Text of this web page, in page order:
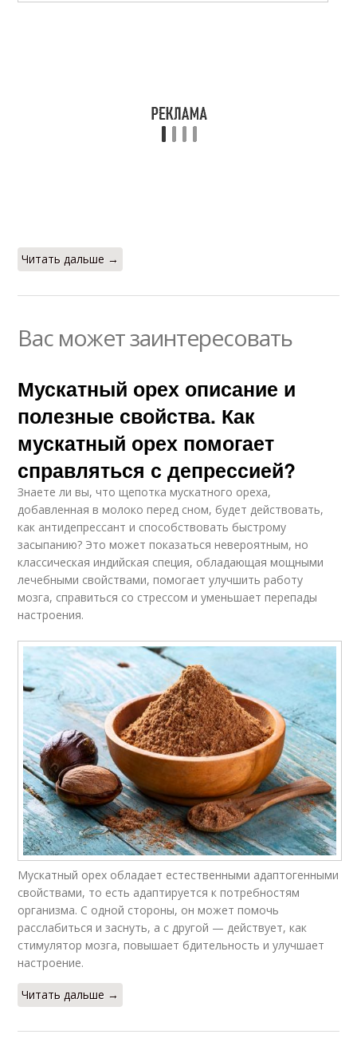
Читать дальше →
Вас может заинтересовать
Мускатный орех описание и
полезные свойства. Как
мускатный орех помогает
справляться с депрессией?
Знаете ли вы, что щепотка мускатного ореха,
добавленная в молоко перед сном, будет действовать,
как антидепрессант и способствовать быстрому
засыпанию? Это может показаться невероятным, но
классическая индийская специя, обладающая мощными
лечебными свойствами, помогает улучшить работу
мозга, справиться со стрессом и уменьшает перепады
настроения.
Мускатный орех обладает естественными адаптогенными
свойствами, то есть адаптируется к потребностям
организма. С одной стороны, он может помочь
расслабиться и заснуть, а с другой — действует, как
стимулятор мозга, повышает бдительность и улучшает
настроение.
Читать дальше →